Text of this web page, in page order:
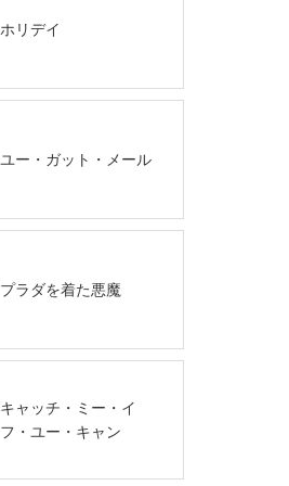
ホリデイ
ユー・ガット・メール
プラダを着た悪魔
キャッチ・ミー・イ
フ・ユー・キャン